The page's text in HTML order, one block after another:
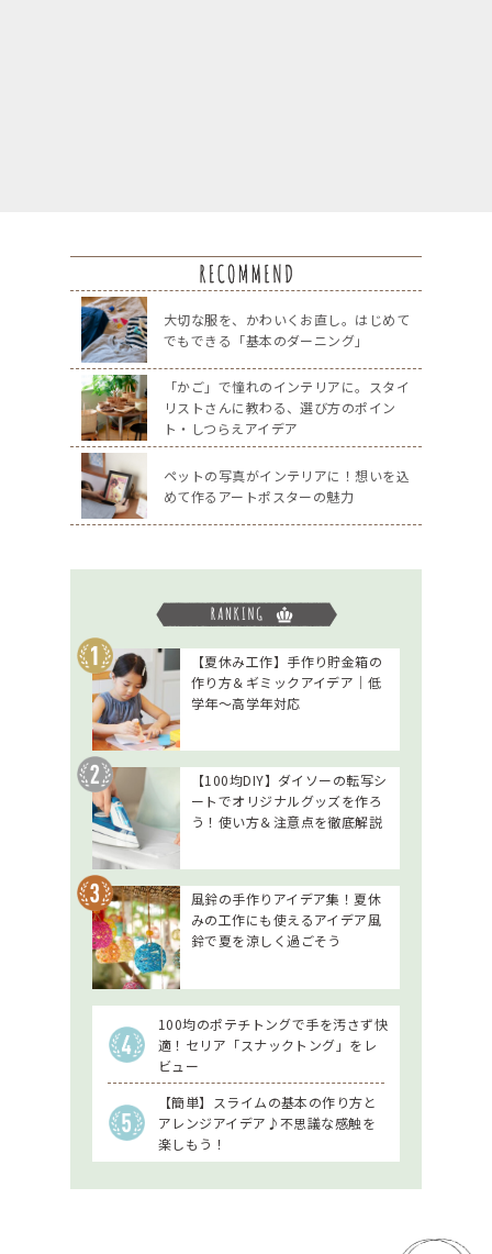
大切な服を、かわいくお直し。はじめて
でもできる「基本のダーニング」
「かご」で憧れのインテリアに。スタイ
リストさんに教わる、選び方のポイン
ト・しつらえアイデア
ペットの写真がインテリアに！想いを込
めて作るアートポスターの魅力
【夏休み工作】手作り貯金箱の
作り方＆ギミックアイデア｜低
学年～高学年対応
【100均DIY】ダイソーの転写シ
ートでオリジナルグッズを作ろ
う！使い方＆注意点を徹底解説
風鈴の手作りアイデア集！夏休
みの工作にも使えるアイデア風
鈴で夏を涼しく過ごそう
100均のポテチトングで手を汚さず快
適！セリア「スナックトング」をレ
ビュー
【簡単】スライムの基本の作り方と
アレンジアイデア♪不思議な感触を
楽しもう！